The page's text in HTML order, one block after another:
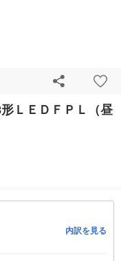
ＬＥＤＦＰＬ（昼
内訳を見る